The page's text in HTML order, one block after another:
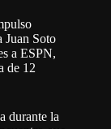
Juan Soto
a ESPN,
de 12
durante la